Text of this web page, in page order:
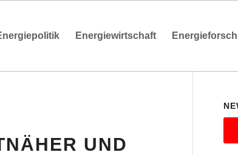
Energiewirtschaft
UND